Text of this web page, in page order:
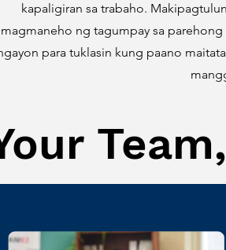
kapaligiran sa trabaho.
magmaneho ng tagumpay sa
para tuklasin kung paano